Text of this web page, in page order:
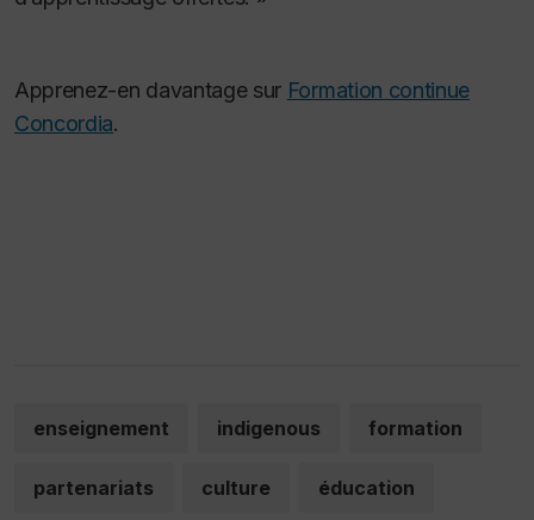
Apprenez-en davantage sur Formation continue
Concordia.
enseignement indigenous formation
partenariats culture éducation